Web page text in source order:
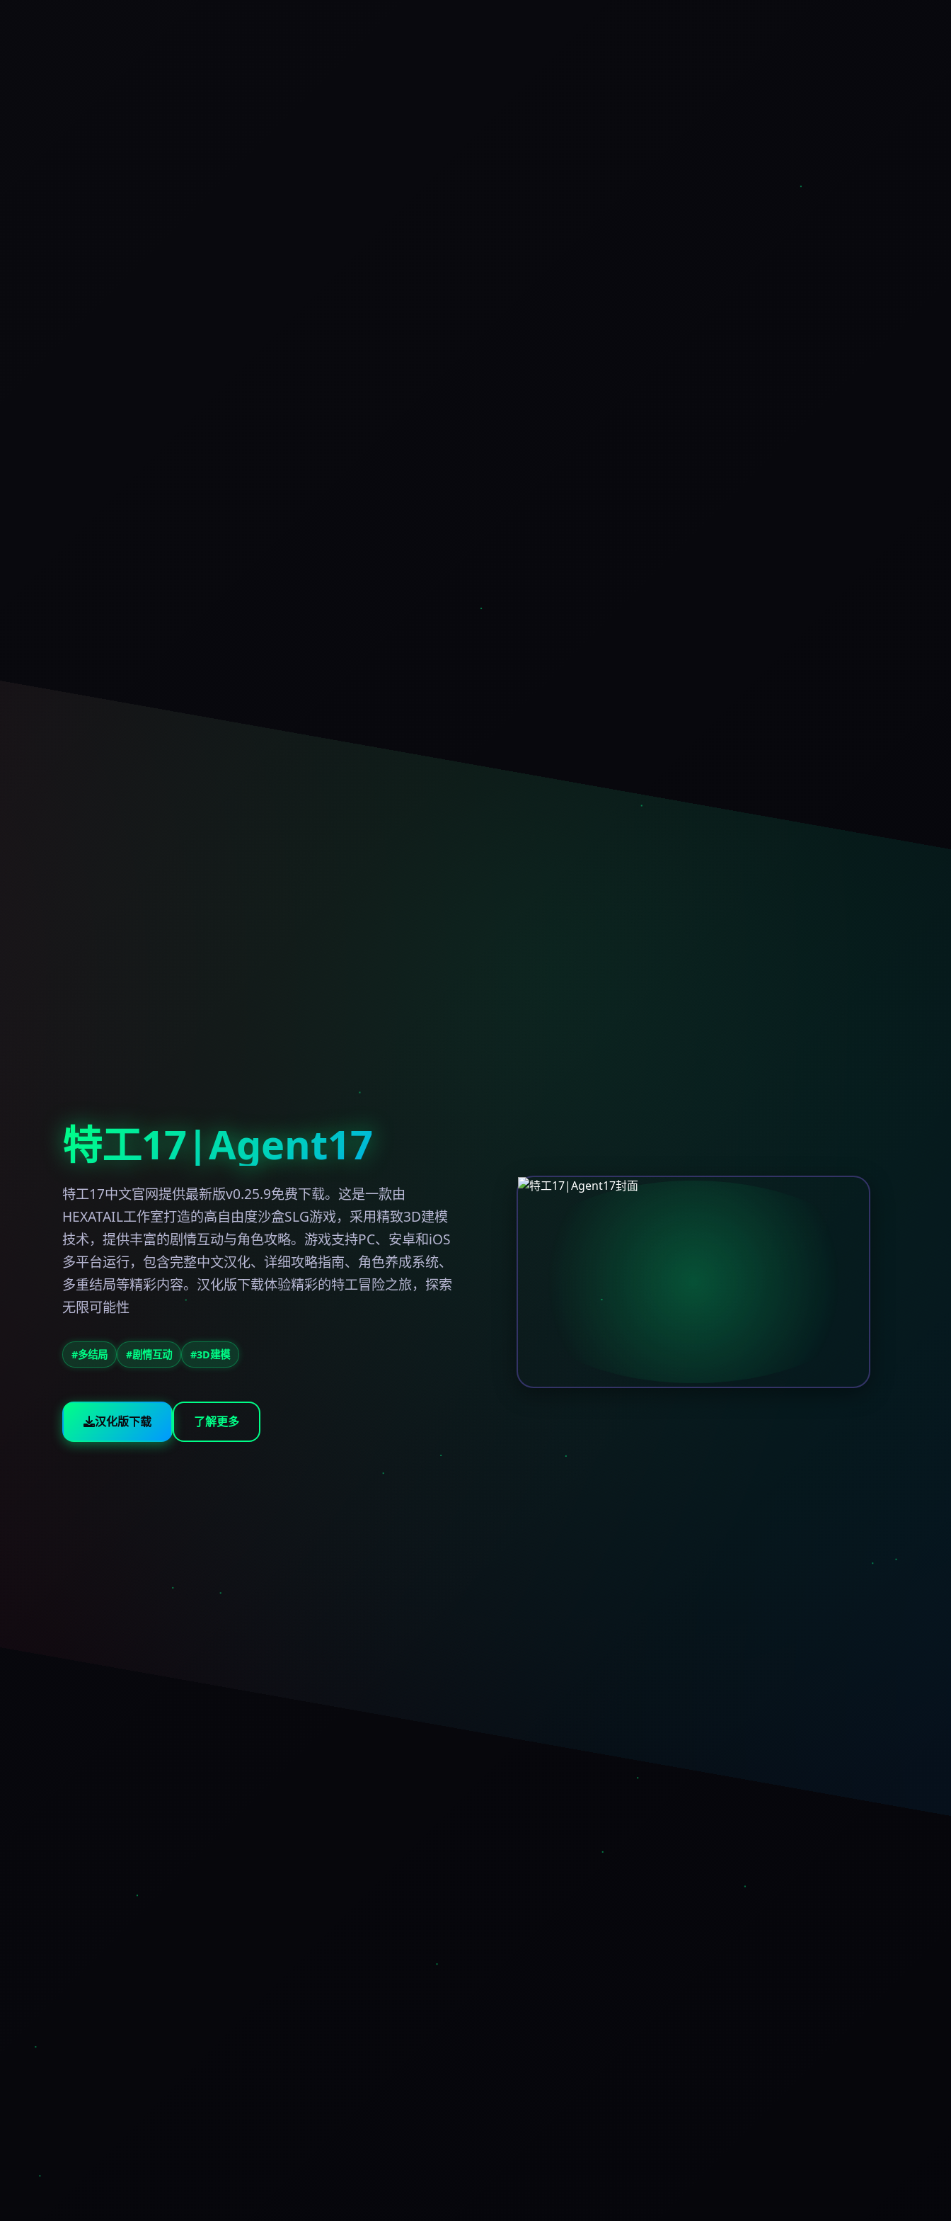
特工17|Agent17
特工17中文官网提供最新版v0.25.9免费下载。这是一款由
HEXATAIL工作室打造的高自由度沙盒SLG游戏，采用精致3D建模
技术，提供丰富的剧情互动与角色攻略。游戏支持PC、安卓和iOS
多平台运行，包含完整中文汉化、详细攻略指南、角色养成系统、
多重结局等精彩内容。汉化版下载体验精彩的特工冒险之旅，探索
无限可能性
#多结局 #剧情互动 #3D建模
汉化版下载 了解更多